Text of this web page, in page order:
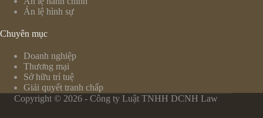
Án lệ hình sự
Chuyên mục
Doanh nghiệp
Thương mại
Sở hữu trí tuệ
Giải quyết tranh chấp
Copyright © 2026 - Công ty Luật TNHH DCNH Law